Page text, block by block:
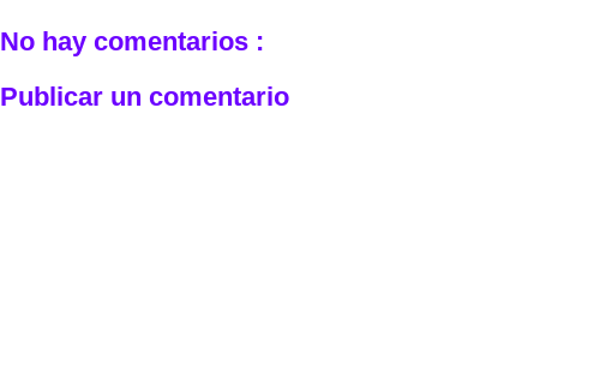
No hay comentarios :
Publicar un comentario